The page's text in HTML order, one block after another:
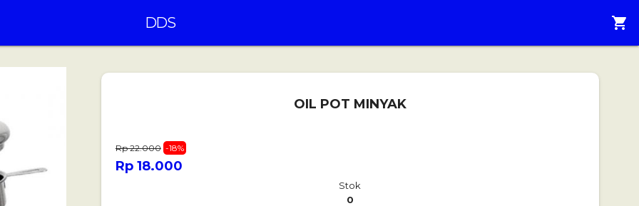
DDS shopping_cart
OIL POT MINYAK
Rp 22.000 -18%
Rp 18.000
Stok
0